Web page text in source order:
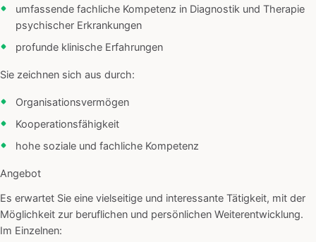
umfassende fachliche Kompetenz in Diagnostik und Therapie
psychischer Erkrankungen
profunde klinische Erfahrungen
Sie zeichnen sich aus durch:
Organisationsvermögen
Kooperationsfähigkeit
hohe soziale und fachliche Kompetenz
Angebot
Es erwartet Sie eine vielseitige und interessante Tätigkeit, mit der
Möglichkeit zur beruflichen und persönlichen Weiterentwicklung.
Im Einzelnen: